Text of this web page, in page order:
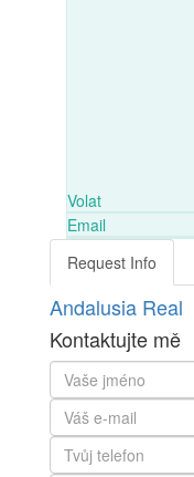
Volat
Email
Request Info
Andalusia Real
Kontaktujte mě